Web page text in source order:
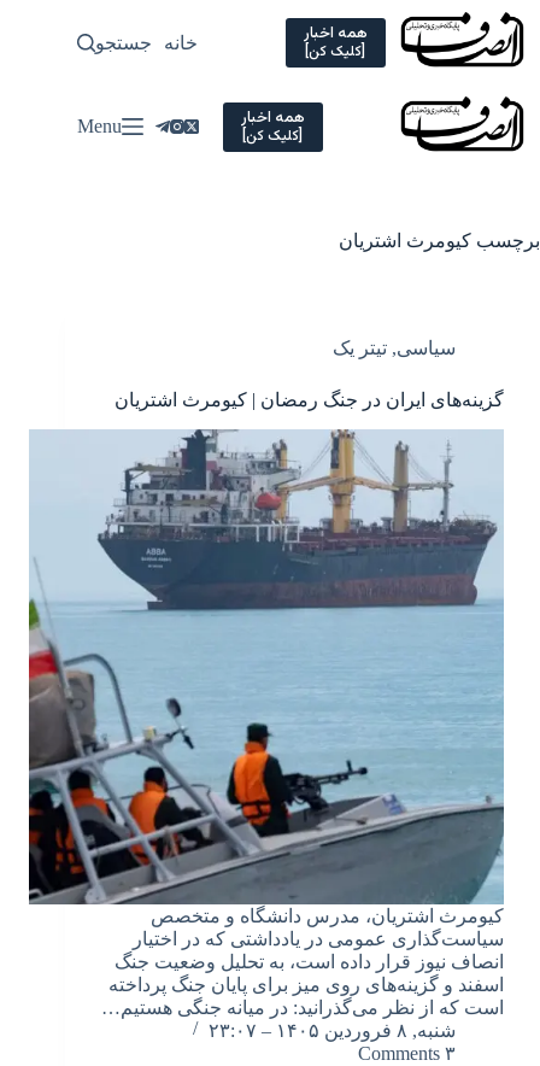
Skip
content
همه اخبار
[کلیک کن] خانه سیاسی
جستجو
همه اخبار
[کلیک کن] Menu
برچسب کیومرث اشتریان
سیاسی, تیتر یک
گزینه‌های ایران در جنگ رمضان | کیومرث اشتریان
کیومرث اشتریان، مدرس دانشگاه و متخصص
سیاست‌گذاری عمومی در یادداشتی که در اختیار
انصاف نیوز قرار داده است، به تحلیل وضعیت جنگ
اسفند و گزینه‌های روی میز برای پایان جنگ پرداخته
است که از نظر می‌گذرانید: در میانه جنگی هستیم…
شنبه, ۸ فروردین ۱۴۰۵ – ۲۳:۰۷
۳ Comments